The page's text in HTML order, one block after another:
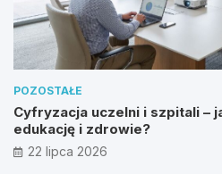
POZOSTAŁE
Cyfryzacja uczelni i szpitali –
edukację i zdrowie?
22 lipca 2026